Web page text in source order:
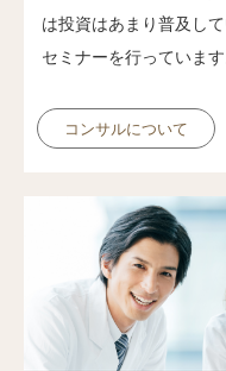
は投資はあまり普及し
セミナーを行っています
コンサルについて